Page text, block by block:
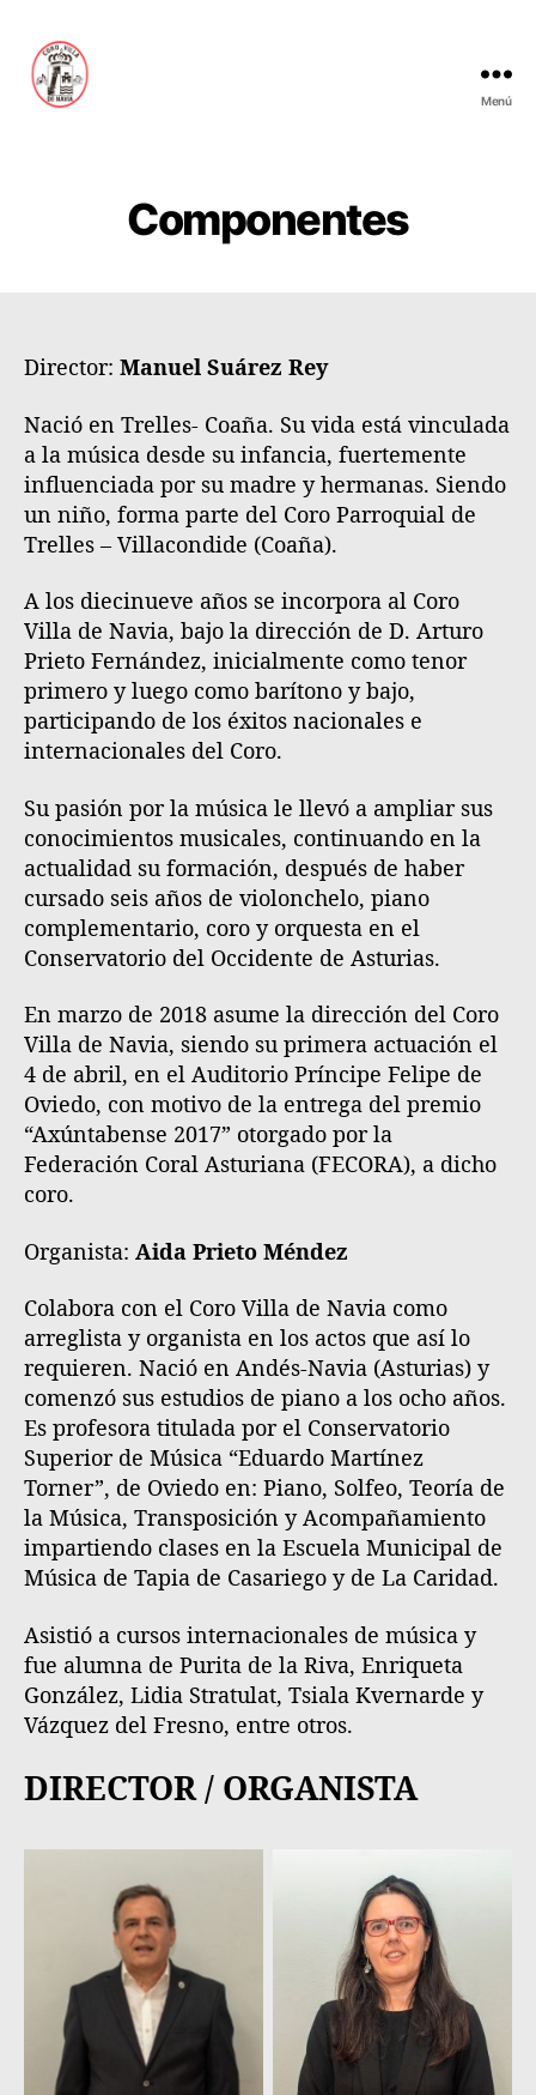
d
N
a
v
i
a
Menú
Componentes
Director: Manuel Suárez Rey
Nació en Trelles- Coaña. Su vida está vinculada
a la música desde su infancia, fuertemente
influenciada por su madre y hermanas. Siendo
un niño, forma parte del Coro Parroquial de
Trelles – Villacondide (Coaña).
A los diecinueve años se incorpora al Coro
Villa de Navia, bajo la dirección de D. Arturo
Prieto Fernández, inicialmente como tenor
primero y luego como barítono y bajo,
participando de los éxitos nacionales e
internacionales del Coro.
Su pasión por la música le llevó a ampliar sus
conocimientos musicales, continuando en la
actualidad su formación, después de haber
cursado seis años de violonchelo, piano
complementario, coro y orquesta en el
Conservatorio del Occidente de Asturias.
En marzo de 2018 asume la dirección del Coro
Villa de Navia, siendo su primera actuación el
4 de abril, en el Auditorio Príncipe Felipe de
Oviedo, con motivo de la entrega del premio
“Axúntabense 2017” otorgado por la
Federación Coral Asturiana (FECORA), a dicho
coro.
Organista: Aida Prieto Méndez
Colabora con el Coro Villa de Navia como
arreglista y organista en los actos que así lo
requieren. Nació en Andés-Navia (Asturias) y
comenzó sus estudios de piano a los ocho años.
Es profesora titulada por el Conservatorio
Superior de Música “Eduardo Martínez
Torner”, de Oviedo en: Piano, Solfeo, Teoría de
la Música, Transposición y Acompañamiento
impartiendo clases en la Escuela Municipal de
Música de Tapia de Casariego y de La Caridad.
Asistió a cursos internacionales de música y
fue alumna de Purita de la Riva, Enriqueta
González, Lidia Stratulat, Tsiala Kvernarde y
Vázquez del Fresno, entre otros.
DIRECTOR/ ORGANISTA
Manuel Suárez Rey